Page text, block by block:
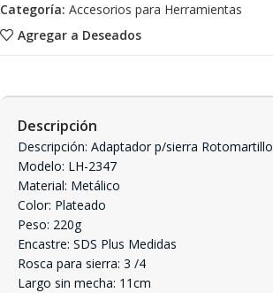
Agregar a Deseados
Categoría: Accesorios para Herramientas
Descripción
Descripción: Adaptador p/sierra Rotomartillo
Modelo: LH-2347
Material: Metálico
Color: Plateado
Peso: 220g
Encastre: SDS Plus Medidas
Rosca para sierra: 3 /4
Largo sin mecha: 11cm